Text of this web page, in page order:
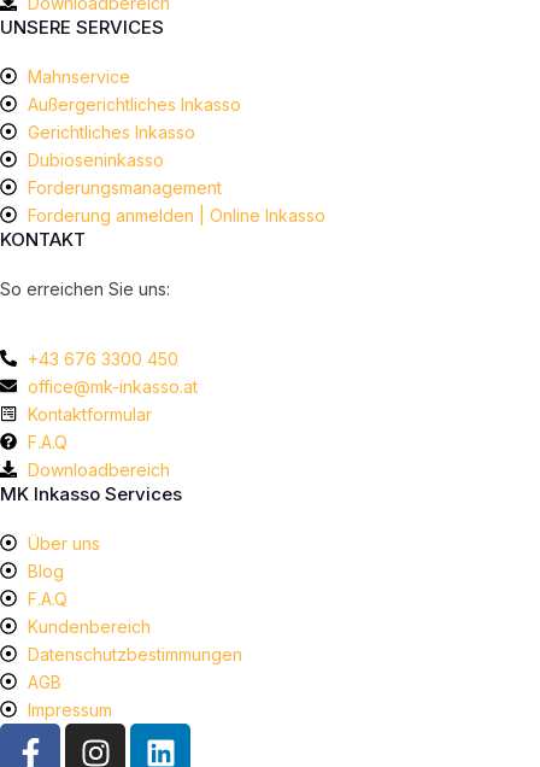
UNSERE SERVICES
Mahnservice
Außergerichtliches Inkasso
Gerichtliches Inkasso
Dubioseninkasso
Forderungsmanagement
Forderung anmelden | Online Inkasso
KONTAKT
So erreichen Sie uns:
+43 676 3300 450
office@mk-inkasso.at
Kontaktformular
F.A.Q
Downloadbereich
MK Inkasso Services
Über uns
Blog
F.A.Q
Kundenbereich
Datenschutzbestimmungen
AGB
Impressum